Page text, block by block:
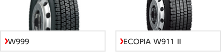
W999 ECOPIA W911 II